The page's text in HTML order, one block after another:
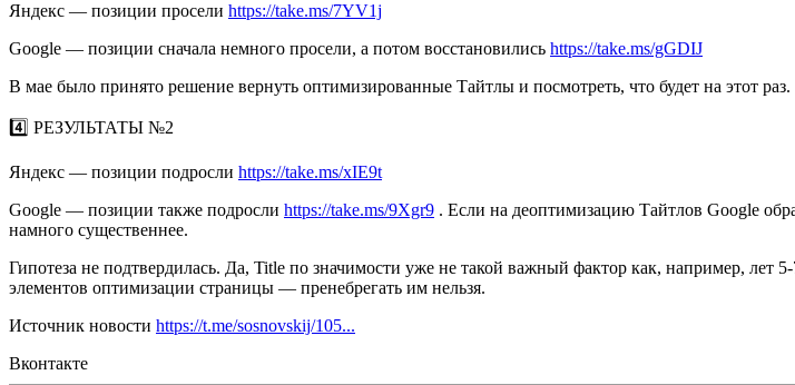
Яндекс — позиции просели https://take.ms/7YV1j
Google — позиции сначала немного просели, а потом восстановились https://take.ms/gGDIJ
В мае было принято решение вернуть оптимизированные Тайтлы и посмотреть, что будет на этот раз.
4️⃣ РЕЗУЛЬТАТЫ №2
Яндекс — позиции подросли https://take.ms/xIE9t
Google — позиции также подросли https://take.ms/9Xgr9 . Если на деоптимизацию Тайтлов Google
намного существеннее.
Гипотеза не подтвердилась. Да, Title по значимости уже не такой важный фактор как, например,
элементов оптимизации страницы — пренебрегать им нельзя.
Источник новости https://t.me/sosnovskij/105...
Вконтакте